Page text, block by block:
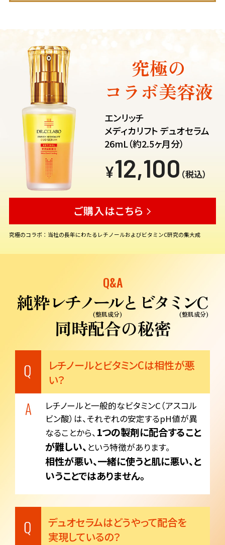
究極の
コラボ美容液
エンリッチ
メディカリフト デュオセラム
26mL（約2.5ヶ月分）
¥12,100 （税込）
究極のコラボ：当社の長年にわたるレチノールおよびビタミンC研究の集大成
Q&A
純粋レチノール
(整肌成分)
と ビタミンC
(整肌成分)
同時配合の秘密
レチノールとビタミンCは相性が悪
い？
レチノールと一般的なビタミンC（アスコル
ビン酸）は、それぞれの安定するpH値が異
なることから、 1つの製剤に配合すること
が難しい、 という特徴があります。
相性が悪い、一緒に使うと肌に悪い、と
いうことではありません。
デュオセラムはどうやって配合を
実現しているの？